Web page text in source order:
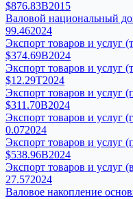
$876.83B2015
Валовой национальный
99.462024
Экспорт товаров и услуг
$374.69B2024
Экспорт товаров и услуг
$12.29T2024
Экспорт товаров и услуг
$311.70B2024
Экспорт товаров и услуг
0.072024
Экспорт товаров и услуг
$538.96B2024
Экспорт товаров и услуг
27.572024
Валовое накопление